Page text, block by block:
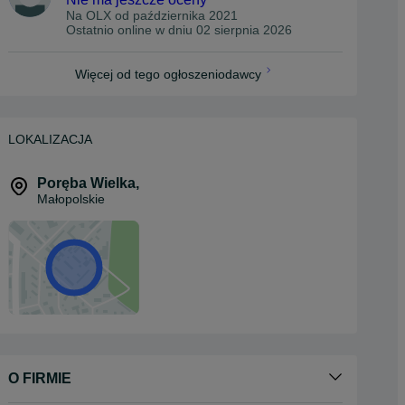
Na OLX od października 2021
Ostatnio online w dniu 02 sierpnia 2026
Więcej od tego ogłoszeniodawcy
LOKALIZACJA
Poręba Wielka,
Małopolskie
O FIRMIE